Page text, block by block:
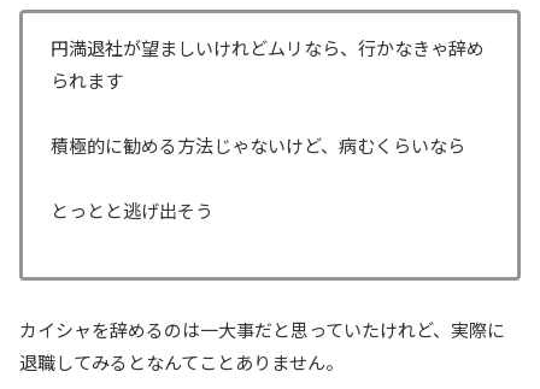
円満退社が望ましいけれどムリなら、行かなきゃ辞め
られます
積極的に勧める方法じゃないけど、病むくらいなら
とっとと逃げ出そう
カイシャを辞めるのは一大事だと思っていたけれど、実際に
退職してみるとなんてことありません。